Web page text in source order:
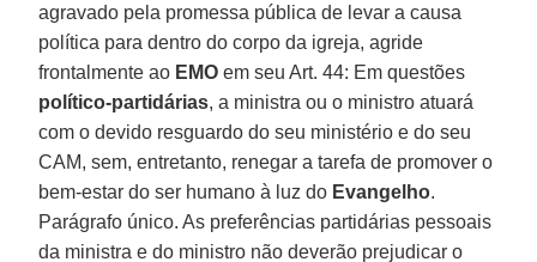
agravado pela promessa pública de levar a causa
política para dentro do corpo da igreja, agride
frontalmente ao EMO em seu Art. 44: Em questões
político-partidárias, a ministra ou o ministro atuará
com o devido resguardo do seu ministério e do seu
CAM, sem, entretanto, renegar a tarefa de promover o
bem-estar do ser humano à luz do Evangelho.
Parágrafo único. As preferências partidárias pessoais
da ministra e do ministro não deverão prejudicar o